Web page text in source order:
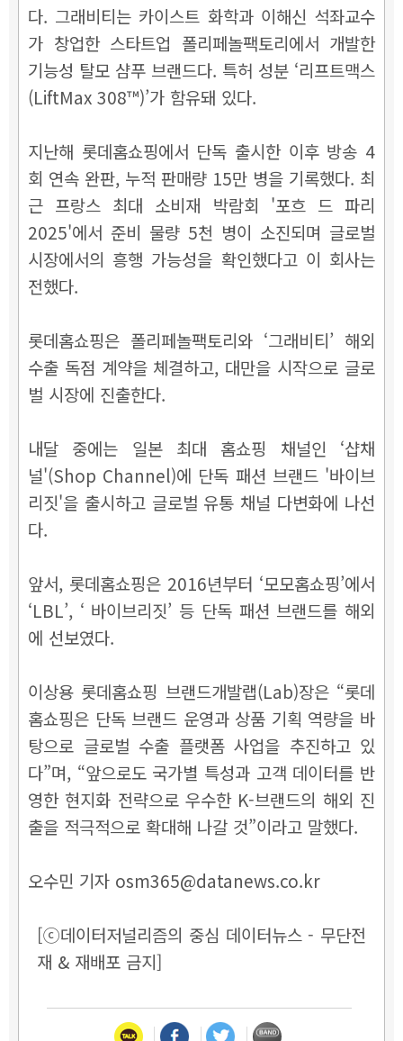
다. 그래비티는 카이스트 화학과 이해신 석좌교수
가 창업한 스타트업 폴리페놀팩토리에서 개발한
기능성 탈모 샴푸 브랜드다. 특허 성분 ‘리프트맥스
(LiftMax 308™)’가 함유돼 있다.
지난해 롯데홈쇼핑에서 단독 출시한 이후 방송 4
회 연속 완판, 누적 판매량 15만 병을 기록했다. 최
근 프랑스 최대 소비재 박람회 '포흐 드 파리
2025'에서 준비 물량 5천 병이 소진되며 글로벌
시장에서의 흥행 가능성을 확인했다고 이 회사는
전했다.
롯데홈쇼핑은 폴리페놀팩토리와 ‘그래비티’ 해외
수출 독점 계약을 체결하고, 대만을 시작으로 글로
벌 시장에 진출한다.
내달 중에는 일본 최대 홈쇼핑 채널인 ‘샵채
널'(Shop Channel)에 단독 패션 브랜드 '바이브
리짓'을 출시하고 글로벌 유통 채널 다변화에 나선
다.
앞서, 롯데홈쇼핑은 2016년부터 ‘모모홈쇼핑’에서
‘LBL’, ‘ 바이브리짓’ 등 단독 패션 브랜드를 해외
에 선보였다.
이상용 롯데홈쇼핑 브랜드개발랩(Lab)장은 “롯데
홈쇼핑은 단독 브랜드 운영과 상품 기획 역량을 바
탕으로 글로벌 수출 플랫폼 사업을 추진하고 있
다”며, “앞으로도 국가별 특성과 고객 데이터를 반
영한 현지화 전략으로 우수한 K-브랜드의 해외 진
출을 적극적으로 확대해 나갈 것”이라고 말했다.
오수민 기자 osm365@datanews.co.kr
[ⓒ데이터저널리즘의 중심 데이터뉴스 - 무단전
재 & 재배포 금지]